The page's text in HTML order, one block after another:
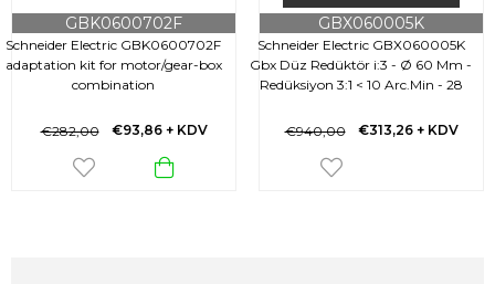
Schneider Electric GBK0600702F
adaptation kit for motor/gear-box
combination
GBK0600702F
€93,86 + KDV
€282,00
Schneider Electric GBX060005K
Gbx Düz Redüktör i:3 - Ø 60 Mm -
Redüksiyon 3:1 < 10 Arc.Min - 28
GBX060005K
€313,26 + KDV
€940,00